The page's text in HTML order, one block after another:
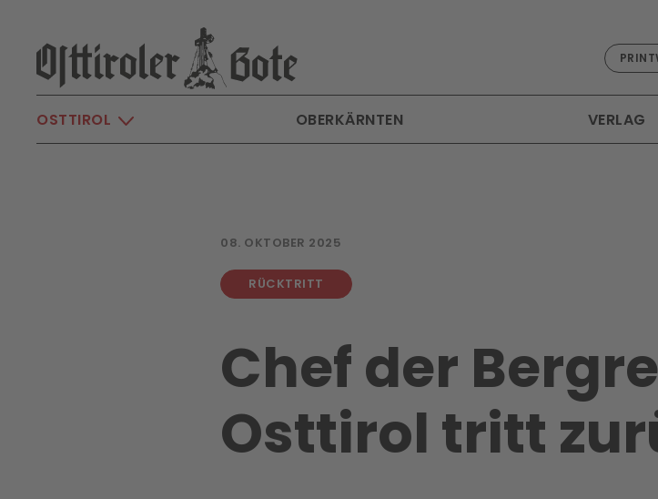
Skip to main content
OSTTIROL OBERKÄRNTEN VERLAG
08. OKTOBER 2025
RÜCKTRITT
Chef der
Osttirol tritt